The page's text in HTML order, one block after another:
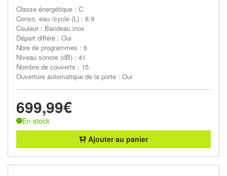
Classe énergétique : C
Conso. eau /cycle (L) : 8.9
Couleur : Bandeau inox
Départ différé : Oui
Nbre de programmes : 6
Niveau sonore (dB) : 41
Nombre de couverts : 15
Ouverture automatique de la porte : Oui
699,99€
En stock
Ajouter au panier